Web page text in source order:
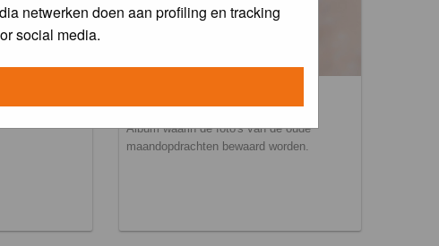
netwerken doen aan profiling en tracking
social media.
Album waarin de foto's van de oude
maandopdrachten bewaard worden.